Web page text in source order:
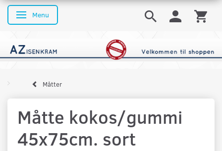
Skifte navigation
Menu
Måtter
Måtte kokos/gummi
45x75cm. sort